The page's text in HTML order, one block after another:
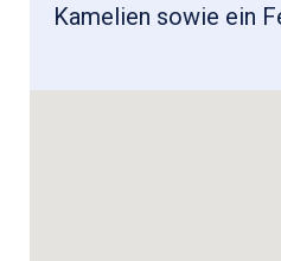
Kamelien sowie ein